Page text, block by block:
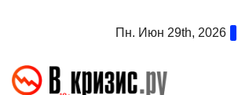
Пн. Июн 29th, 2026